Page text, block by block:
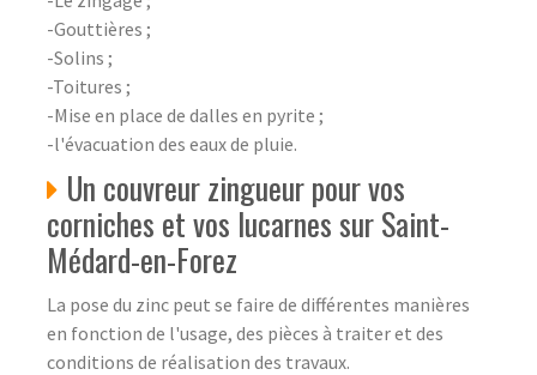
-Gouttières ;
-Solins ;
-Toitures ;
-Mise en place de dalles en pyrite ;
-l'évacuation des eaux de pluie.
Un couvreur zingueur pour vos
corniches et vos lucarnes sur Saint-
Médard-en-Forez
La pose du zinc peut se faire de différentes manières
en fonction de l'usage, des pièces à traiter et des
conditions de réalisation des travaux.